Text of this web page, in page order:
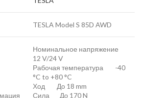
TESLA Model S 85D AWD
Номинальное напряжение
12 V/24 V
Рабочая температура -40
°C to +80 °C
Ход До 18 mm
Сила До 170 N